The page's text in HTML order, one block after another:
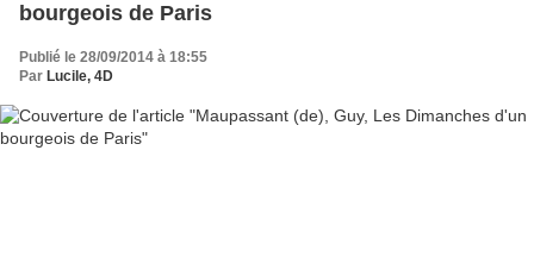
bourgeois de Paris
Publié le 28/09/2014 à 18:55
Par Lucile, 4D